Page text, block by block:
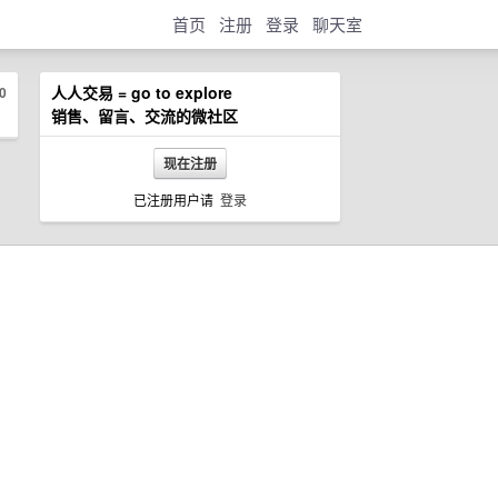
首页 注册 登录 聊天室
人人交易 = go to explore
销售、留言、交流的微社区
现在注册
已注册用户请 登录
0